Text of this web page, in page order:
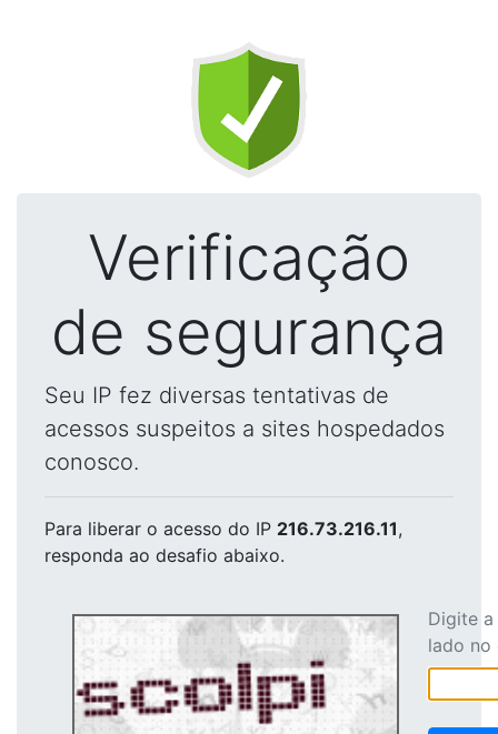
Verificação
de segurança
Seu IP fez diversas tentativas de
acessos suspeitos a sites hospedados
conosco.
Para liberar o acesso do IP 216.73.216.11,
responda ao desafio abaixo.
Digite
lado no